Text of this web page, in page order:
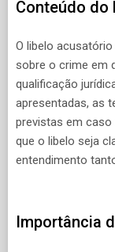
Conteúdo do
O libelo
sobre o crime em
qualificação
apresentadas, as
previstas em caso
que o libelo seja
entendimento
Importância